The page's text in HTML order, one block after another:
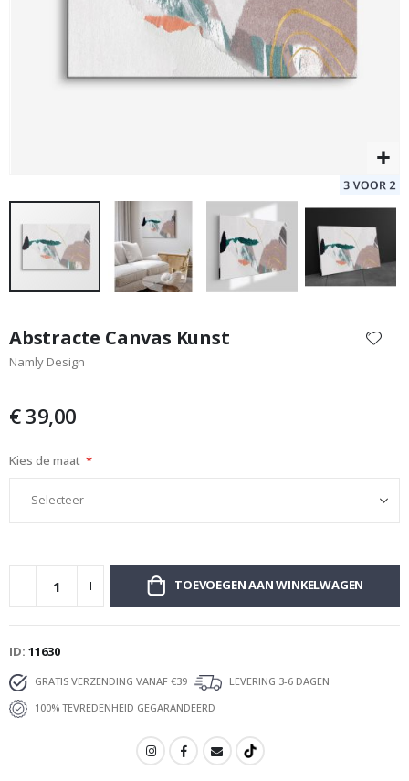
Special
Price
39,00 €
naar
het
begin
afbeeldingen-
Abstracte Canvas Kunst
Namly Design
€ 39,00
Kies de maat
TOEVOEGEN AAN WINKELWAGEN
ID 11630
GRATIS VERZENDING VANAF €39
LEVERING 3-6 DAGEN
100% TEVREDENHEID GEGARANDEERD